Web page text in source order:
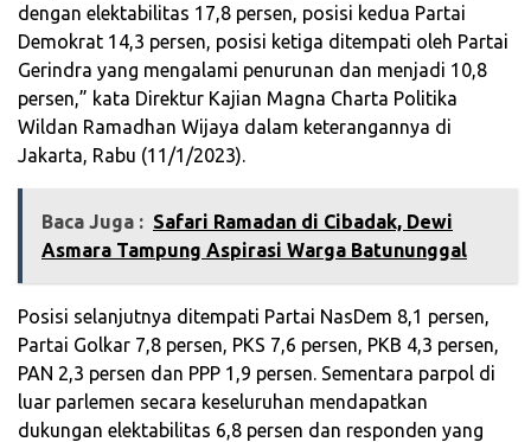
dengan elektabilitas 17,8 persen, posisi kedua Partai
Demokrat 14,3 persen, posisi ketiga ditempati oleh Partai
Gerindra yang mengalami penurunan dan menjadi 10,8
persen,” kata Direktur Kajian Magna Charta Politika
Wildan Ramadhan Wijaya dalam keterangannya di
Jakarta, Rabu (11/1/2023).
Baca Juga : ‎Safari Ramadan di Cibadak, Dewi
Asmara Tampung Aspirasi Warga Batununggal‎
Posisi selanjutnya ditempati Partai NasDem 8,1 persen,
Partai Golkar 7,8 persen, PKS 7,6 persen, PKB 4,3 persen,
PAN 2,3 persen dan PPP 1,9 persen. Sementara parpol di
luar parlemen secara keseluruhan mendapatkan
dukungan elektabilitas 6,8 persen dan responden yang